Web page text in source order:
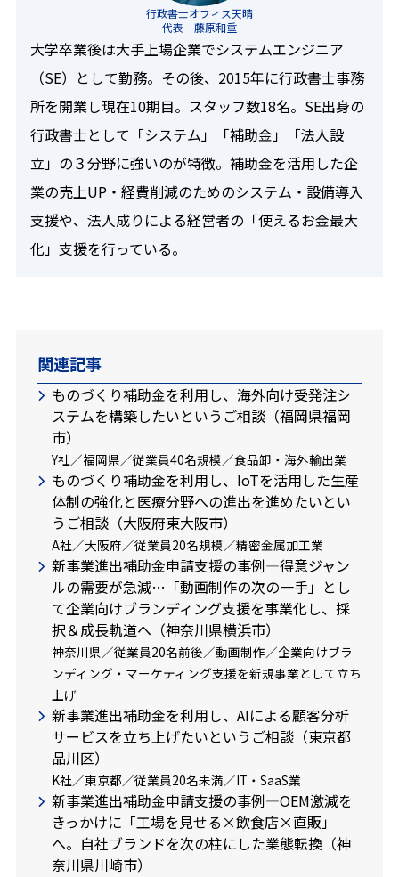
行政書士オフィス天晴
代表 藤原和重
大学卒業後は大手上場企業でシステムエンジニア
（SE）として勤務。その後、2015年に行政書士事務
所を開業し現在10期目。スタッフ数18名。SE出身の
行政書士として「システム」「補助金」「法人設
立」の３分野に強いのが特徴。補助金を活用した企
業の売上UP・経費削減のためのシステム・設備導入
支援や、法人成りによる経営者の「使えるお金最大
化」支援を行っている。
関連記事
ものづくり補助金を利用し、海外向け受発注シ
ステムを構築したいというご相談（福岡県福岡
市）
Y社／福岡県／従業員40名規模／食品卸・海外輸出業
ものづくり補助金を利用し、IoTを活用した生産
体制の強化と医療分野への進出を進めたいとい
うご相談（大阪府東大阪市）
A社／大阪府／従業員20名規模／精密金属加工業
新事業進出補助金申請支援の事例―得意ジャン
ルの需要が急減…「動画制作の次の一手」とし
て企業向けブランディング支援を事業化し、採
択＆成長軌道へ（神奈川県横浜市）
神奈川県／従業員20名前後／動画制作／企業向けブラ
ンディング・マーケティング支援を新規事業として立ち
上げ
新事業進出補助金を利用し、AIによる顧客分析
サービスを立ち上げたいというご相談（東京都
品川区）
K社／東京都／従業員20名未満／IT・SaaS業
新事業進出補助金申請支援の事例―OEM激減を
きっかけに「工場を見せる×飲食店×直販」
へ。自社ブランドを次の柱にした業態転換（神
奈川県川崎市）